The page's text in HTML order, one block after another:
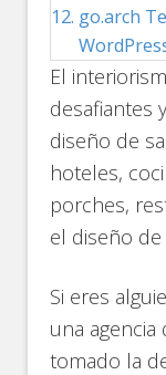
go.arch
El
desafiantes
diseño de
hoteles,
porches,
el diseño
Si eres
una
tomado la